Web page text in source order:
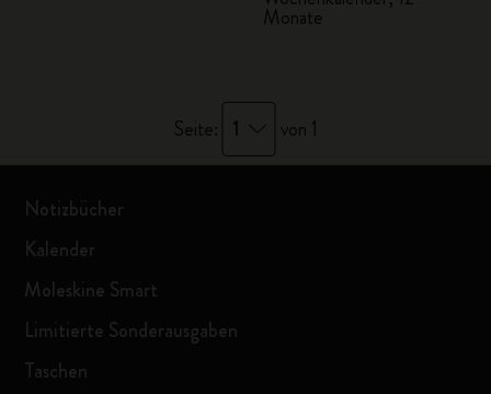
Monate
Seite: 1 von 1
Notizbücher
Kalender
Moleskine Smart
Limitierte Sonderausgaben
Taschen